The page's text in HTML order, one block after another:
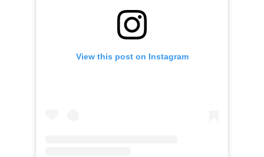
View this post on Instagram